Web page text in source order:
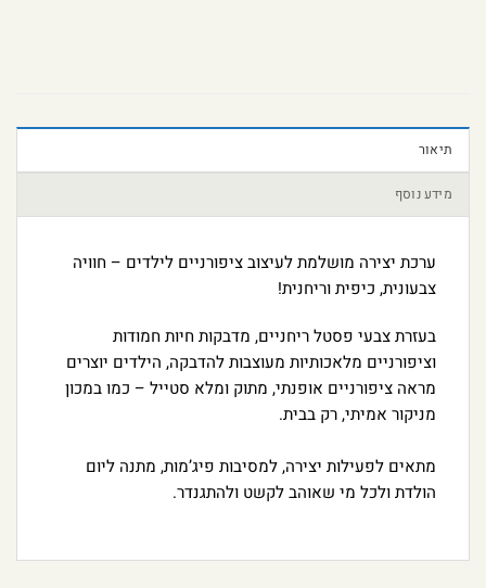
תיאור
מידע נוסף
ערכת יצירה מושלמת לעיצוב ציפורניים לילדים – חוויה
צבעונית, כיפית וריחנית!
בעזרת צבעי פסטל ריחניים, מדבקות חיות חמודות
וציפורניים מלאכותיות מעוצבות להדבקה, הילדים יוצרים
מראה ציפורניים אופנתי, מתוק ומלא סטייל – כמו במכון
מניקור אמיתי, רק בבית.
מתאים לפעילות יצירה, למסיבות פיג’מות, מתנה ליום
הולדת ולכל מי שאוהב לקשט ולהתגנדר.